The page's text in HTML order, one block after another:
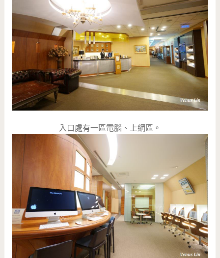
入口處有一區電腦、上網區。